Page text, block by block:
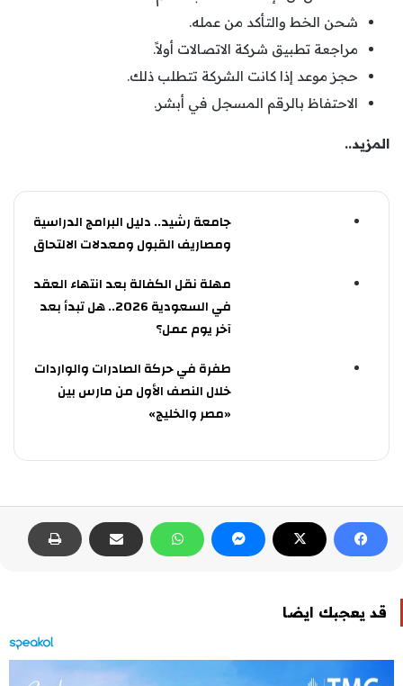
شحن الخط والتأكد من عمله.
مراجعة تطبيق شركة الاتصالات أولاً.
حجز موعد إذا كانت الشركة تتطلب ذلك.
الاحتفاظ بالرقم المسجل في أبشر.
المزيد..
جامعة رشيد.. دليل البرامج الدراسية
ومصاريف القبول ومعدلات الالتحاق
مهلة نقل الكفالة بعد انتهاء العقد
في السعودية 2026.. هل تبدأ بعد
آخر يوم عمل؟
طفرة في حركة الصادرات والواردات
خلال النصف الأول من مارس بين
«مصر والخليج»
قد يعجبك ايضا